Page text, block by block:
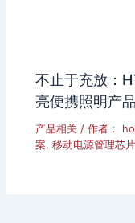
不止于充放：
亮便携照明产
产品相关 / 作者：
案,移动电源管理芯片